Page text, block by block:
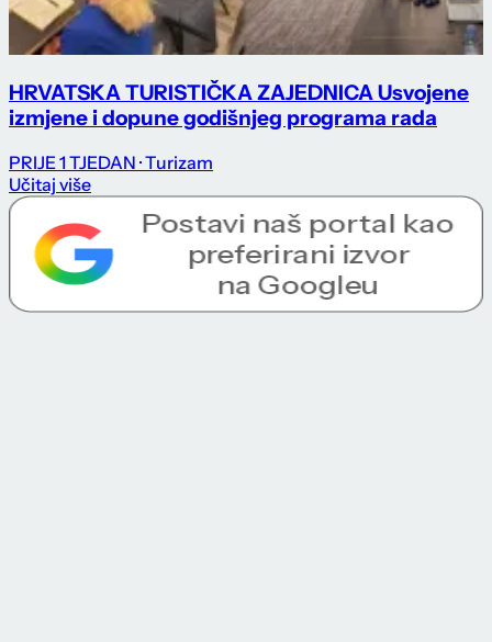
HRVATSKA TURISTIČKA ZAJEDNICA Usvojene
izmjene i dopune godišnjeg programa rada
PRIJE 1 TJEDAN · Turizam
Učitaj više